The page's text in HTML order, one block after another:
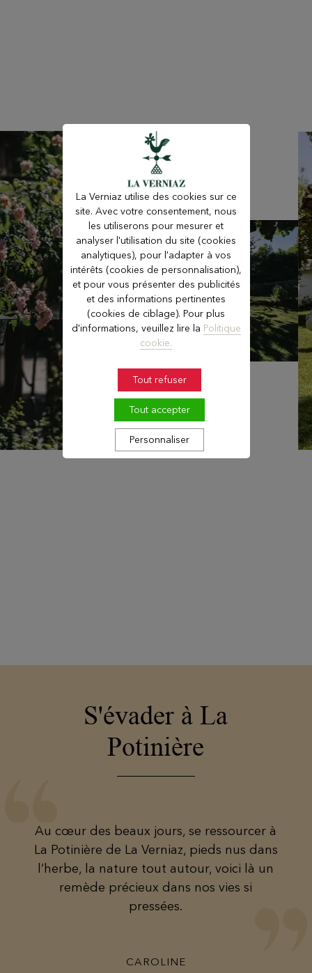
S'évader à La
Potinière
Au cœur des beaux jours, se ressourcer à
La Potinière de La Verniaz, pieds nus dans
l’herbe, la nature tout autour, voici là un
remède précieux dans nos vies si
pressées.
CAROLINE
La Verniaz utilise des cookies sur ce
site. Avec votre consentement, nous
les utiliserons pour mesurer et
analyser l'utilisation du site (cookies
analytiques), pour l'adapter à vos
intérêts (cookies de personnalisation),
et pour vous présenter des publicités
et des informations pertinentes
(cookies de ciblage). Pour plus
d'informations, veuillez lire la Politique
cookie.
Tout refuser
Tout accepter
Personnaliser